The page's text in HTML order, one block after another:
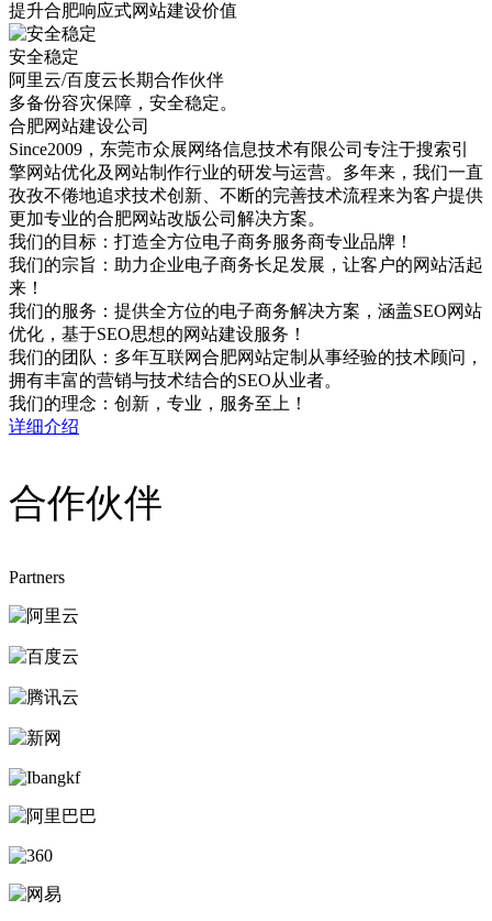
提升合肥响应式网站建设价值
安全稳定
阿里云/百度云长期合作伙伴
多备份容灾保障，安全稳定。
合肥网站建设公司
Since2009，东莞市众展网络信息技术有限公司专注于搜索引
擎网站优化及网站制作行业的研发与运营。多年来，我们一直
孜孜不倦地追求技术创新、不断的完善技术流程来为客户提供
更加专业的合肥网站改版公司解决方案。
我们的目标：打造全方位电子商务服务商专业品牌！
我们的宗旨：助力企业电子商务长足发展，让客户的网站活起
来！
我们的服务：提供全方位的电子商务解决方案，涵盖SEO网站
优化，基于SEO思想的网站建设服务！
我们的团队：多年互联网合肥网站定制从事经验的技术顾问，
拥有丰富的营销与技术结合的SEO从业者。
我们的理念：创新，专业，服务至上！
详细介绍
合作伙伴
Partners